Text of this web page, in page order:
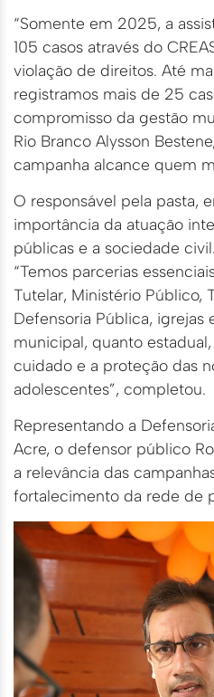
“Somente em 2025, a
105 casos através do
violação de direitos. Até
registramos mais de 25
compromisso da gestão
Rio Branco Alysson
campanha alcance quem
O responsável pela pasta,
importância da atuação
públicas e a sociedade civil.
“Temos parcerias
Tutelar, Ministério Público,
Defensoria Pública, igrejas
municipal, quanto
cuidado e a proteção das
adolescentes”, completou.
Representando a
Acre, o defensor público
a relevância das
fortalecimento da rede de